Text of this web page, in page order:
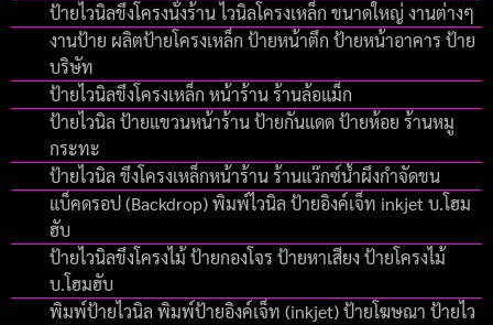
ป้ายไวนิลขึงโครงนั่งร้าน ไวนิลโครงเหล็ก ขนาดใหญ่ งานต่างๆ
งานป้าย ผลิตป้ายโครงเหล็ก ป้ายหน้าตึก ป้ายหน้าอาคาร ป้าย
บริษัท
ป้ายไวนิลขึงโครงเหล็ก หน้าร้าน ร้านล้อแม็ก
ป้ายไวนิล ป้ายแขวนหน้าร้าน ป้ายกันแดด ป้ายห้อย ร้านหมู
กระทะ
ป้ายไวนิล ขึงโครงเหล็กหน้าร้าน ร้านแว๊กซ์น้ำผึงกำจัดขน
แบ็คดรอป (Backdrop) พิมพ์ไวนิล ป้ายอิงค์เจ็ท inkjet บ.โฮม
ฮับ
ป้ายไวนิลขึงโครงไม้ ป้ายกองโจร ป้ายหาเสียง ป้ายโครงไม้
บ.โฮมฮับ
พิมพ์ป้ายไวนิล พิมพ์ป้ายอิงค์เจ็ท (inkjet) ป้ายโฆษณา ป้ายไว